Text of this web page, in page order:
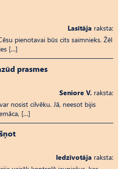
Lasītāja raksta:
pienotavai būs cits saimnieks. Žēl
[…]
prasmes
Seniore V. raksta:
nosist cilvēku. Jā, neesot bijis
[…]
Iedzīvotāja raksta: